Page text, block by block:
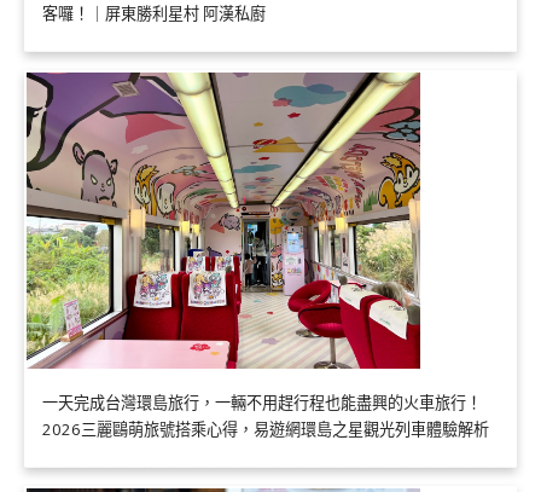
客囉！｜屏東勝利星村 阿漢私廚
一天完成台灣環島旅行，一輛不用趕行程也能盡興的火車旅行！
2026三麗鷗萌旅號搭乘心得，易遊網環島之星觀光列車體驗解析